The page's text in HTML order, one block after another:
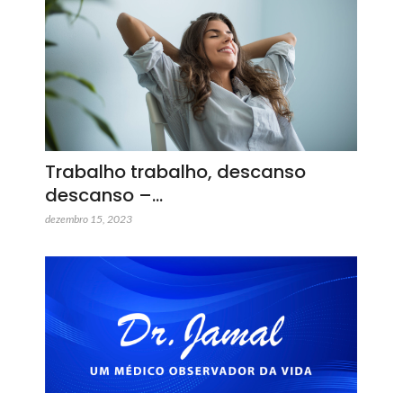
Trabalho trabalho, descanso
descanso –…
dezembro 15, 2023